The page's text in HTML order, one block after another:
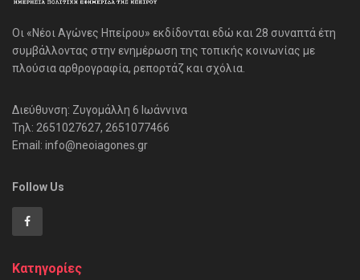
Οι «Νέοι Αγώνες Ηπείρου» εκδίδονται εδώ και 28 συναπτά έτη
συμβάλλοντας στην ενημέρωση της τοπικής κοινωνίας με
πλούσια αρθρογραφία, ρεπορτάζ και σχόλια.
Διεύθυνση: Ζυγομάλλη 6 Ιωάννινα
Τηλ: 2651027627, 2651077466
Email: info@neoiagones.gr
Follow Us
Κατηγορίες